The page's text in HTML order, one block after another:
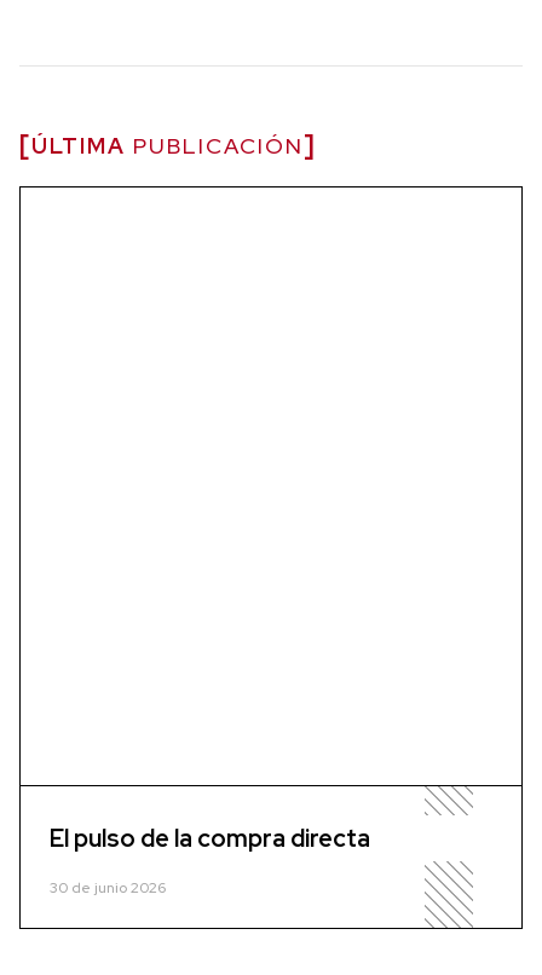
ÚLTIMA PUBLICACIÓN
El pulso de la compra directa
30 de junio 2026